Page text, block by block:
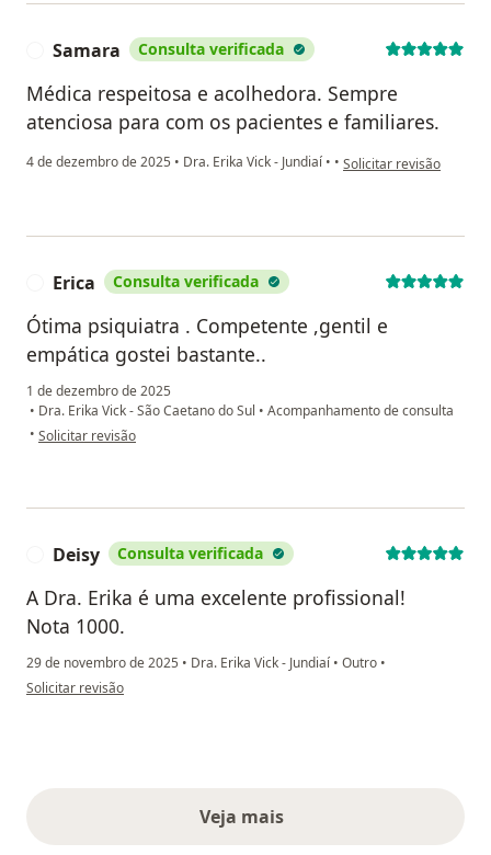
Samara Consulta verificada
Médica respeitosa e acolhedora. Sempre
atenciosa para com os pacientes e familiares.
4 de dezembro de 2025 • Dra. Erika Vick - Jundiaí • • na opinião do utilizador
Solicitar revisão
Erica Consulta verificada
Ótima psiquiatra . Competente ,gentil e
empática gostei bastante..
1 de dezembro de 2025
• Dra. Erika Vick - São Caetano do Sul • Acompanhamento de consulta
• na opinião do utilizador Erica
Solicitar revisão
Deisy Consulta verificada
A Dra. Erika é uma excelente profissional!
Nota 1000.
29 de novembro de 2025 • Dra. Erika Vick - Jundiaí • Outro •
na opinião do utilizador Deisy
Solicitar revisão
Veja maisopiniões acima